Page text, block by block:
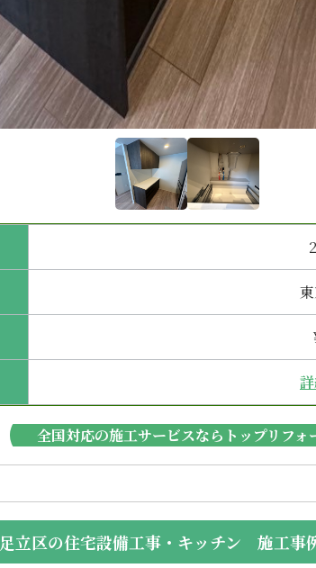
全国対応の施工サービスならトップリフォ
足立区の住宅設備工事・キッチン 施工事